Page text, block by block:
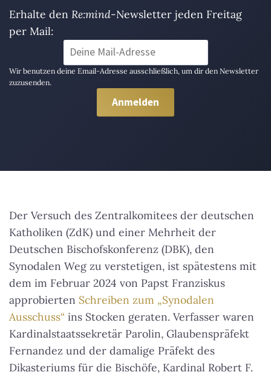
Erhalte den Re:mind-Newsletter jeden Freitag
per Mail:
Wir benutzen deine Email-Adresse ausschließlich, um dir den Newsletter
zuzusenden.
Der Versuch des Zentralkomitees der deutschen
Katholiken (ZdK) und einer Mehrheit der
Deutschen Bischofskonferenz (DBK), den
Synodalen Weg zu verstetigen, ist spätestens mit
dem im Februar 2024 von Papst Franziskus
approbierten Schreiben zum „Synodalen
Ausschuss“ ins Stocken geraten. Verfasser waren
Kardinalstaatssekretär Parolin, Glaubenspräfekt
Fernandez und der damalige Präfekt des
Dikasteriums für die Bischöfe, Kardinal Robert F.